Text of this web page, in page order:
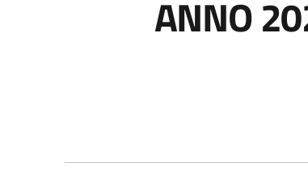
ANNO